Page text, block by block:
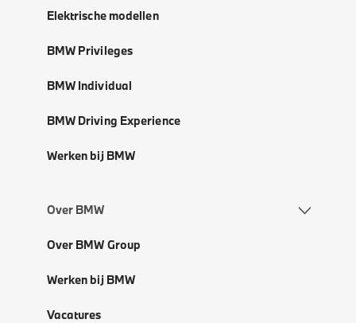
Elektrische modellen
BMW Privileges
BMW Individual
BMW Driving Experience
Werken bij BMW
Over BMW
Over BMW Group
Werken bij BMW
Vacatures